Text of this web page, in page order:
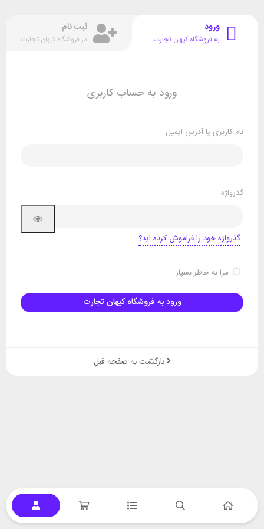
ورود
به فروشگاه کیهان تجارت
ثبت نام
در فروشگاه کیهان تجارت
ورود به حساب کاربری
نام کاربری یا آدرس ایمیل
گذرواژه
گذرواژه خود را فراموش کرده اید؟
مرا به خاطر بسپار
ورود به فروشگاه کیهان تجارت
بازگشت به صفحه قبل